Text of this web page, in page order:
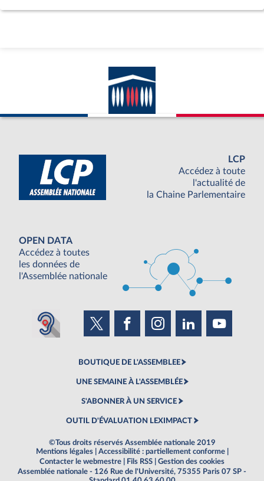
LCP
Accédez à toute
l'actualité de
la Chaine Parlementaire
OPEN DATA
Accédez à toutes
les données de
l'Assemblée nationale
BOUTIQUE DE L'ASSEMBLEE
UNE SEMAINE À L'ASSEMBLÉE
S'ABONNER À UN SERVICE
OUTIL D'ÉVALUATION LEXIMPACT
©Tous droits réservés Assemblée nationale 2019
Mentions légales
Accessibilité : partiellement conforme
Contacter le webmestre
Fils RSS
Gestion des cookies
Assemblée nationale - 126 Rue de l'Université, 75355 Paris 07 SP -